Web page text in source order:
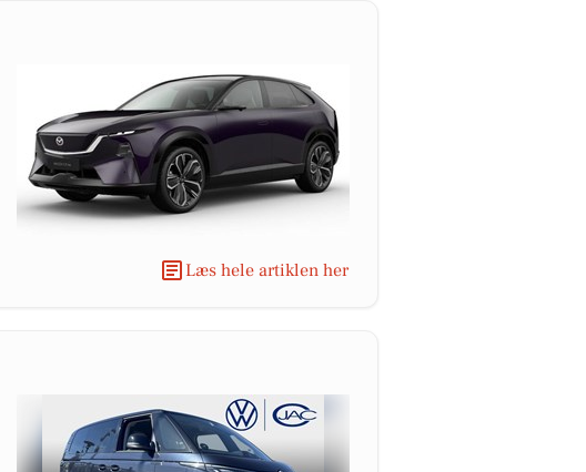
Læs hele artiklen her